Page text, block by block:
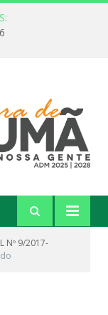
Nº 9/2017-